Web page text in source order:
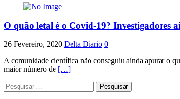
O quão letal é o Covid-19? Investigadores
26 Fevereiro, 2020 Delta Diario 0
A comunidade científica não conseguiu ainda apurar o
maior número de […]
Pesquisar
por: